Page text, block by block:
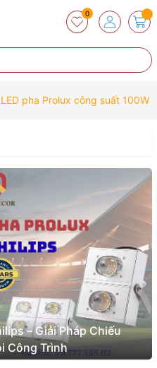
0
pha Prolux công suất 100W
– Giải Pháp Chiếu
Công Trình